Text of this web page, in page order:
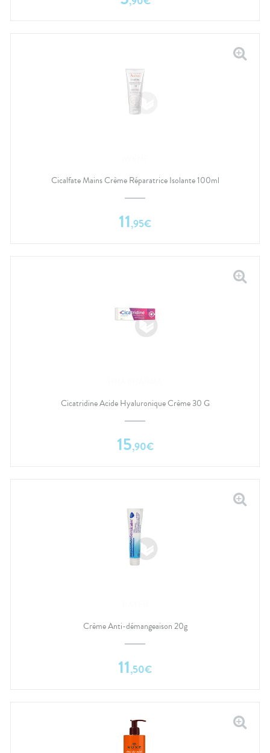
Cicalfate Mains Crème Réparatrice Isolante 100ml
11,95€
Cicatridine Acide Hyaluronique Crème 30 G
15,90€
Crème Anti-démangeaison 20g
11,50€